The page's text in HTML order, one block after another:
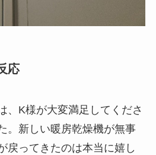
応
、K様が大変満足してくださ
。新しい暖房乾燥機が無事
戻ってきたのは本当に嬉し